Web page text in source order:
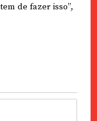
de fazer isso”,